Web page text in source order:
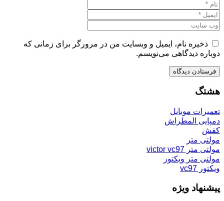
ذخیره نام، ایمیل و وبسایت من در مرورگر برای زمانی که
دوباره دیدگاهی می‌نویسم.
هشتگ
تعمیرات موبایل
دمپایی المطراش
کفش
مولتی متر
مولتی متر victor vc97
مولتی متر ویکتور
ویکتور vc97
پیشنهاد ویژه